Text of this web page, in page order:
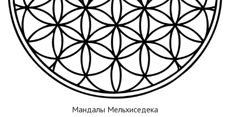
Мандалы Мельхиседека